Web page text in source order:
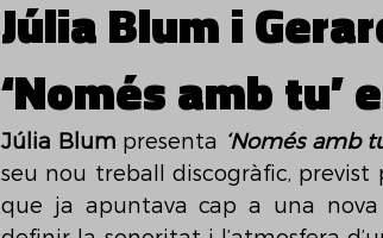
Júlia Blum i
‘Només amb tu’
Júlia Blum presenta ‘Només amb
seu nou treball discogràfic, previst
que ja apuntava cap a una